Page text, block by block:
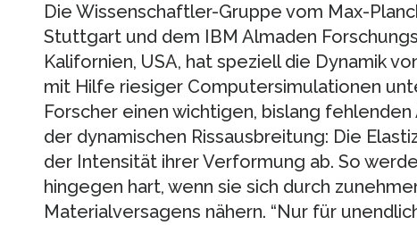
Die Wissenschaftler-Gruppe vom Max-
Stuttgart und dem IBM Almaden
Kalifornien, USA, hat speziell die Dynamik
mit Hilfe riesiger Computersimulationen
Forscher einen wichtigen, bislang
der dynamischen Rissausbreitung: Die
der Intensität ihrer Verformung ab. So
hingegen hart, wenn sie sich durch
Materialversagens nähern. “Nur für